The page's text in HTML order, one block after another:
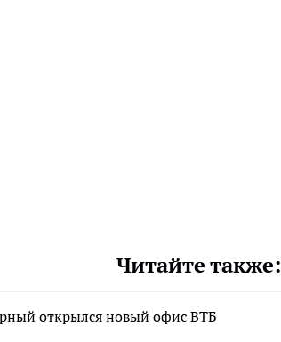
Читайте также:
открылся новый офис ВТБ